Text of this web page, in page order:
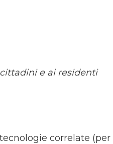
e ai residenti
correlate (per